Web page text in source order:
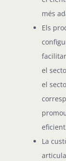
més
Els
el
el
La